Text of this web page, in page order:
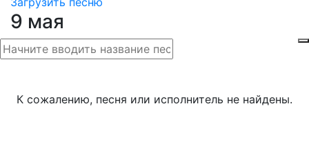
9 мая
К сожалению, песня или исполнитель не найдены.